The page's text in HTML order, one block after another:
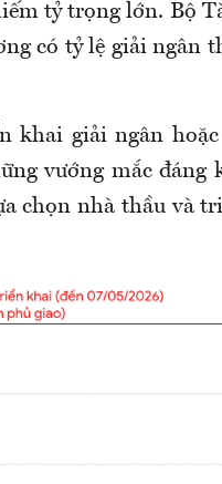
tỷ trọng lớn. Bộ
có tỷ lệ giải ngân
khai giải ngân
vướng mắc đáng
chọn nhà thầu và